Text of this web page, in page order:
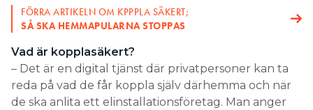
FÖRRA ARTIKELN OM KPPPLA SÄKERT;
SÅ SKA HEMMAPULARNA STOPPAS
Vad är kopplasäkert?
– Det är en digital tjänst där privatpersoner kan ta
reda på vad de får koppla själv därhemma och när
de ska anlita ett elinstallationsföretag. Man anger